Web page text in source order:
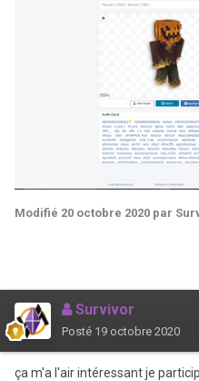
Et voici le skin Halloween
(car la citrouille était bleue)
Et voila.
Cordialement AlsBike.
Modifié 20 octobre 2020 par
Survivor
Posté 19 octobre 2020
ça m'a l'air intéressant je